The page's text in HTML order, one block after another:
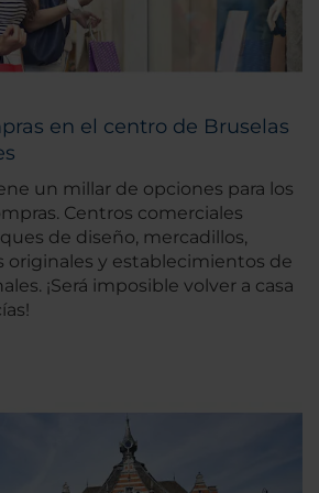
en el centro de Bruselas
un millar de opciones para los
Centros comerciales
de diseño, mercadillos,
originales y establecimientos de
¡Será imposible volver a casa